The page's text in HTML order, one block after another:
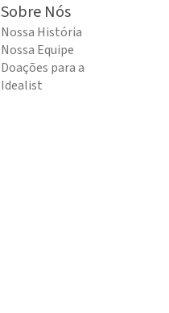
Sobre Nós
Nossa História
Nossa Equipe
Doações para a
Idealist